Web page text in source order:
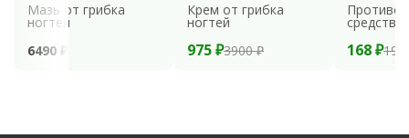
Мазь от грибка
ногтей
6490 ₽
Крем от грибка
ногтей
975 ₽3900 ₽
средство
168 ₽